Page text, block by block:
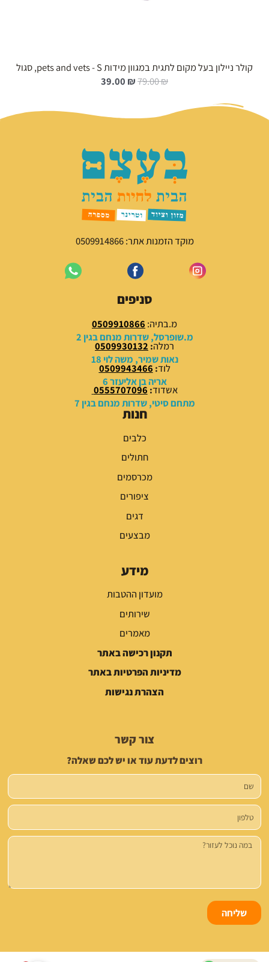
קולר ניילון בעל מקום לתגית במגוון מידות pets and vets - S, סגול
79.00₪
ה
י
מ
ק
ר
י
ה
י
:
7
.
0
0
₪
.
39.00 ₪
ה
י
נ
ו
ח
י
ה
ו
0
0
₪
.
מוקד הזמנות אתר: 0509914866
סניפים
מ.בתיה: 0509910866
מ.שופרסל, שדרות מנחם בגין 2
רמלה:
0509930132
נאות שמיר, משה לוי 18
לוד:
0509943466
אריה בן אליעזר 6
אשדוד:
0555707096
מתחם סיטי, שדרות מנחם בגין 7
חנות
כלבים
חתולים
מכרסמים
ציפורים
דגים
מבצעים
מידע
מועדון ההטבות
שירותים
מאמרים
תקנון רכישה באתר
מדיניות הפרטיות באתר
הצהרת נגישות
צור קשר
רוצים לדעת עוד או יש לכם שאלה?
שם
טלפון
הודעה
שליחה